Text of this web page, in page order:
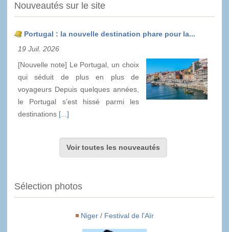
Nouveautés sur le site
Portugal : la nouvelle destination phare pour la...
19 Juil. 2026
[Nouvelle note] Le Portugal, un choix
qui séduit de plus en plus de
voyageurs Depuis quelques années,
le Portugal s’est hissé parmi les
destinations [...]
Voir toutes les nouveautés
Sélection photos
Niger/ Festival de l'Aïr